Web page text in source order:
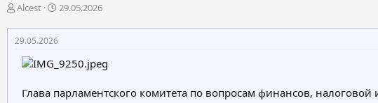
А
т
о
м
Alcest
Д
т
а
а
29.05.2026
29.05.2026
Глава парламентского комитета по вопросам финансов,